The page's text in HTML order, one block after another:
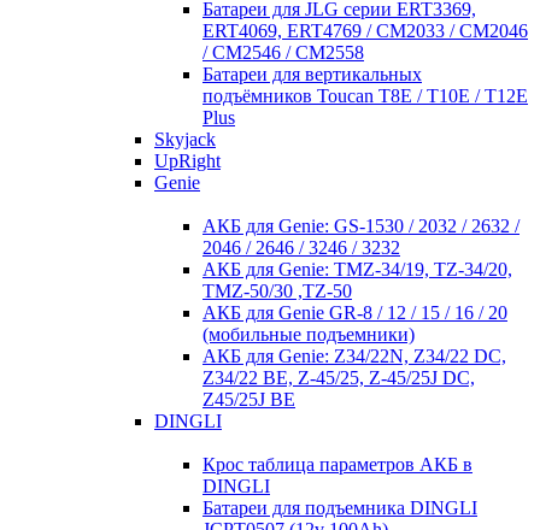
Батареи для JLG серии ERT3369,
ERT4069, ERT4769 / CM2033 / CM2046
/ CM2546 / CM2558
Батареи для вертикальных
подъёмников Toucan T8E / T10E / T12E
Plus
Skyjack
UpRight
Genie
АКБ для Genie: GS-1530 / 2032 / 2632 /
2046 / 2646 / 3246 / 3232
АКБ для Genie: TMZ-34/19, TZ-34/20,
TMZ-50/30 ,TZ-50
АКБ для Genie GR-8 / 12 / 15 / 16 / 20
(мобильные подъемники)
АКБ для Genie: Z34/22N, Z34/22 DC,
Z34/22 BE, Z-45/25, Z-45/25J DC,
Z45/25J BE
DINGLI
Крос таблица параметров АКБ в
DINGLI
Батареи для подъемника DINGLI